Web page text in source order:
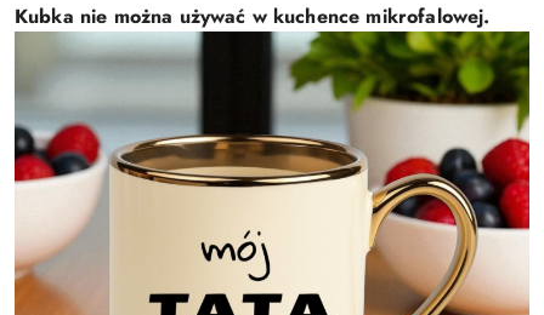
Kubka nie można używać w kuchence mikrofalowej.